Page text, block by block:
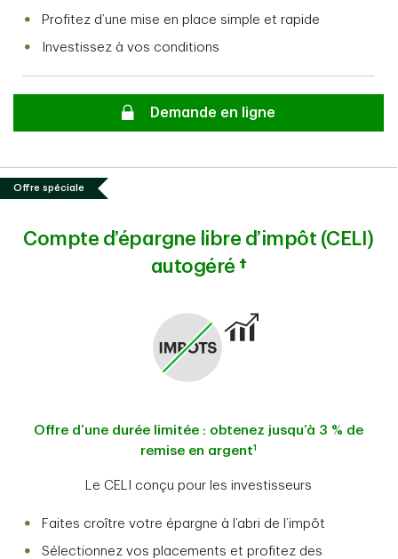
Profitez d’une mise en place simple et rapide
Investissez à vos conditions
SecureDemande en ligne
Offre spéciale
Compte d’épargne libre d’impôt (CELI)
autogéré †
Offre d’une durée limitée : obtenez jusqu’à 3 % de
remise en argent1
Le CELI conçu pour les investisseurs
Faites croître votre épargne à l’abri de l’impôt
Sélectionnez vos placements et profitez des